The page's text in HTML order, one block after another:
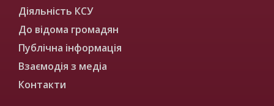
Діяльність КСУ
До відома громадян
Публічна інформація
Взаємодія з медіа
Контакти